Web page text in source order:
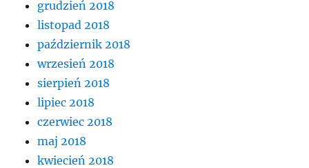
grudzień 2018
listopad 2018
październik 2018
wrzesień 2018
sierpień 2018
lipiec 2018
czerwiec 2018
maj 2018
kwiecień 2018